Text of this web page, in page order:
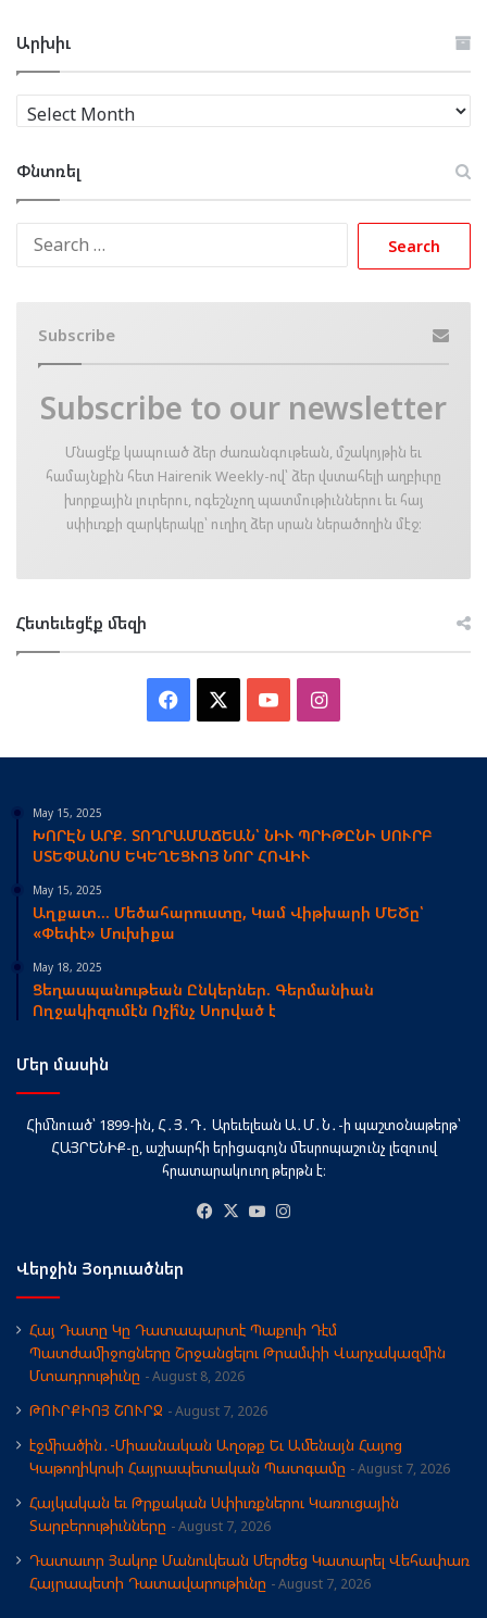
Արխիւ
Արխիւ
Փնտռել
Subscribe
Subscribe to our newsletter
Մնացէ՛ք կապուած ձեր ժառանգութեան, մշակոյթին եւ
համայնքին հետ Hairenik Weekly-ով՝ ձեր վստահելի աղբիւրը
խորքային լուրերու, ոգեշնչող պատմութիւններու եւ հայ
սփիւռքի զարկերակը՝ ուղիղ ձեր սրան ներածողին մէջ։
Հետեւեցէ՛ք մեզի
Facebook YouTubeInstagram
May 15, 2025
ԽՈՐԷՆ ԱՐՔ. ՏՈՂՐԱՄԱՃԵԱՆ՝ ՆԻՒ ՊՐԻԹԸՆԻ ՍՈՒՐԲ
ՍՏԵՓԱՆՈՍ ԵԿԵՂԵՑՒՈՅ ՆՈՐ ՀՈՎԻՒ
May 15, 2025
Աղքատ… Մեծահարուստը, Կամ Վիթխարի ՄԵԾը՝
«Փեփէ» Մուխիքա
May 18, 2025
Ցեղասպանութեան Ընկերներ. Գերմանիան
Ողջակիզումէն Ոչի՞նչ Սորված է
Մեր մասին
Հիմնուած՝ 1899-ին, Հ․Յ․Դ․ Արեւելեան Ա․Մ․Ն․-ի պաշտօնաթերթ՝
ՀԱՅՐԵՆԻՔ-ը, աշխարհի երիցագոյն մեսրոպաշունչ լեզուով
հրատարակուող թերթն է։
Facebook
X YouTube
Վերջին Յօդուածներ
Հայ Դատը Կը Դատապարտէ Պաքուի Դէմ
Պատժամիջոցները Շրջանցելու Թրամփի Վարչակազմին
Մտադրութիւնը
August 8, 2026
ԹՈՒՐՔԻՈՅ ՇՈՒՐՋ August 7, 2026
էջմիածին․-Միասնական Աղօթք Եւ Ամենայն Հայոց
Կաթողիկոսի Հայրապետական Պատգամը
August 7, 2026
Հայկական եւ Թրքական Սփիւռքներու Կառուցային
Տարբերութիւնները
August 7, 2026
Դատաւոր Յակոբ Մանուկեան Մերժեց Կատարել Վեհափառ
Հայրապետի Դատավարութիւնը
August 7, 2026